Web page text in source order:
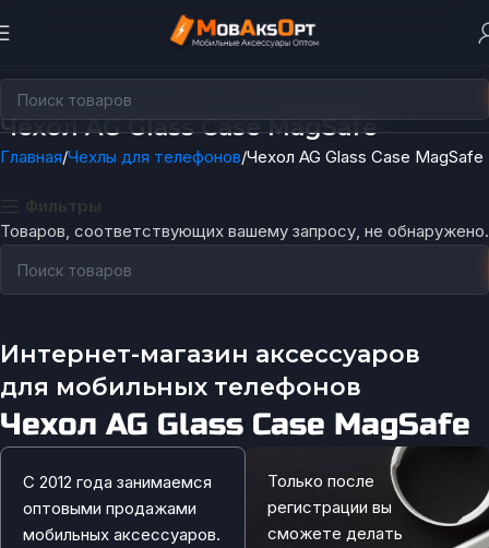
Чехол AG Glass Case MagSafe
Главная Чехлы для телефонов Чехол AG Glass Case MagSafe
Фильтры
Товаров, соответствующих вашему запросу, не обнаружено.
Интернет-магазин аксессуаров
для мобильных телефонов
Чехол AG Glass Case MagSafe
С 2012 года занимаемся
оптовыми продажами
мобильных аксессуаров.
Только после
регистрации вы
сможете делать